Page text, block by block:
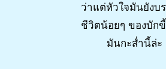
ว่าแต่หัวใจมันยังบร
ชีวิตน้อยๆ ของบักขี้
มันกะส่ำนี้ล่ะ